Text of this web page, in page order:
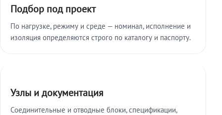
Подбор под проект
По нагрузке, режиму и среде — номинал, исполнение и
изоляция определяются строго по каталогу и паспорту.
Узлы и документация
Соединительные и отводные блоки, спецификации,